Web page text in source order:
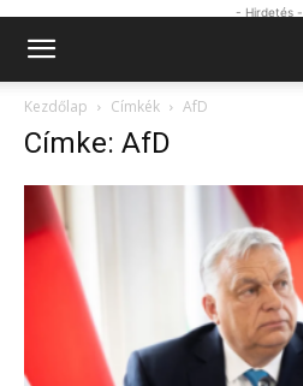
- Hirdetés -
Kezdőlap Címkék AfD
Címke: AfD